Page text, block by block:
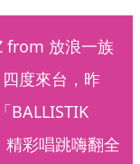
from 放浪一族
四度來台，昨
BALLISTIK
精彩唱跳嗨翻全